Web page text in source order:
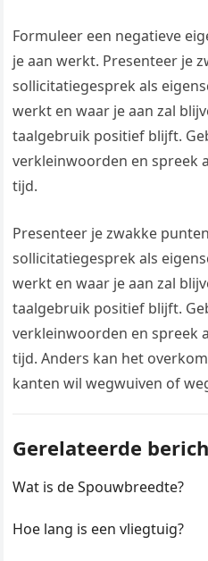
Formuleer een negatieve
je aan werkt. Presenteer je
sollicitatiegesprek als
werkt en waar je aan zal
taalgebruik positief blijft.
verkleinwoorden en spreek
tijd.
Presenteer je zwakke
sollicitatiegesprek als
werkt en waar je aan zal
taalgebruik positief blijft.
verkleinwoorden en spreek
tijd. Anders kan het
kanten wil wegwuiven of
Gerelateerde
Wat is de Spouwbreedte?
Hoe lang is een vliegtuig?